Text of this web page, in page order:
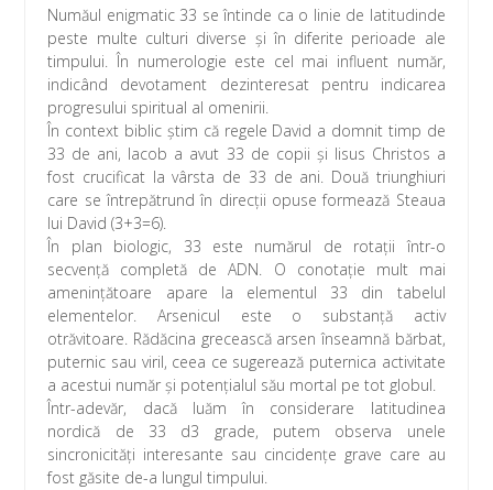
e
b
o
o
k
tt
er
ail er
e
st
at
s
A
p
p
ta
je
az
ă
Număul enigmatic 33 se întinde ca o linie de latitudinde
peste multe culturi diverse şi în diferite perioade ale
timpului. În numerologie este cel mai influent număr,
indicând devotament dezinteresat pentru indicarea
progresului spiritual al omenirii.
În context biblic ştim că regele David a domnit timp de
33 de ani, Iacob a avut 33 de copii şi Iisus Christos a
fost crucificat la vârsta de 33 de ani. Două triunghiuri
care se întrepătrund în direcţii opuse formează Steaua
lui David (3+3=6).
În plan biologic, 33 este numărul de rotaţii într-o
secvenţă completă de ADN. O conotaţie mult mai
ameninţătoare apare la elementul 33 din tabelul
elementelor. Arsenicul este o substanţă activ
otrăvitoare. Rădăcina grecească arsen înseamnă bărbat,
puternic sau viril, ceea ce sugerează puternica activitate
a acestui număr şi potenţialul său mortal pe tot globul.
Într-adevăr, dacă luăm în considerare latitudinea
nordică de 33 d3 grade, putem observa unele
sincronicităţi interesante sau cincidenţe grave care au
fost găsite de-a lungul timpului.